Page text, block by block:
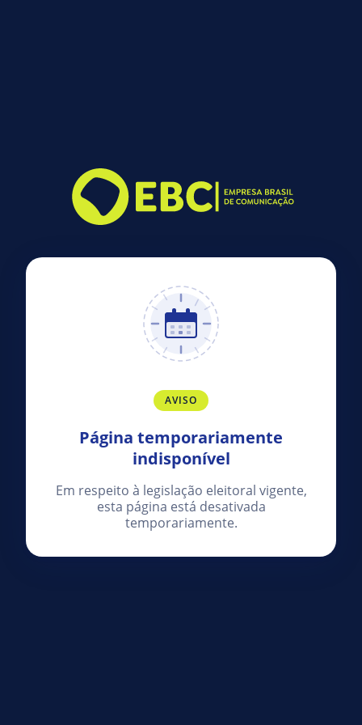
AVISO
Página temporariamente
indisponível
Em respeito à legislação eleitoral vigente,
esta página está desativada
temporariamente.